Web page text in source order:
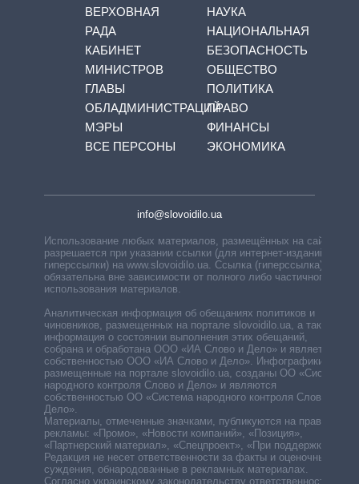
ВЕРХОВНАЯ
РАДА
КАБИНЕТ
МИНИСТРОВ
ГЛАВЫ
ОБЛАДМИНИСТРАЦИЙ
МЭРЫ
ВСЕ ПЕРСОНЫ
НАУКА
НАЦИОНАЛЬНАЯ
БЕЗОПАСНОСТЬ
ОБЩЕСТВО
ПОЛИТИКА
ПРАВО
ФИНАНСЫ
ЭКОНОМИКА
info@slovoidilo.ua
Использование любых материалов, размещённых на сайте,
разрешается при указании ссылки (для интернет-изданий —
гиперссылки) на www.slovoidilo.ua. Ссылка (гиперссылка)
обязательна вне зависимости от полного либо частичного
использования материалов.
Аналитическая информация об обещаниях политиков и
чиновников, размещенных на портале slovoidilo.ua, а также
информация о состоянии выполнения этих обещаний,
собрана и обработана ООО «ИА Слово и Дело» и является
собственностью ООО «ИА Слово и Дело». Инфографики,
размещенные на портале slovoidilo.ua, созданы ОО «Система
народного контроля Слово и Дело» и являются
собственностью ОО «Система народного контроля Слово и
Дело».
Материалы, отмеченные значками, публикуются на правах
рекламы: «Промо», «Новости компаний», «Позиция»,
«Партнерский материал», «Спецпроект», «При поддержке».
Редакция не несет ответственности за факты и оценочные
суждения, обнародованные в рекламных материалах.
Согласно украинскому законодательству ответственность за